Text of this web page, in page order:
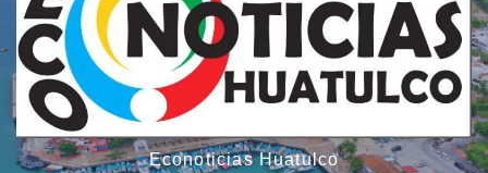
Econoticias Huatulco